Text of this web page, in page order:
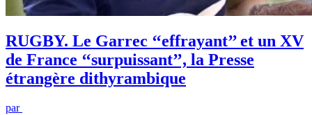
RUGBY. Le Garrec ‘‘effrayant’’ et un XV
de France ‘‘surpuissant’’, la Presse
étrangère dithyrambique
par